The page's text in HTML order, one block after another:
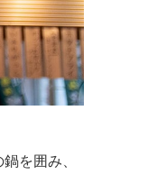
を囲み、